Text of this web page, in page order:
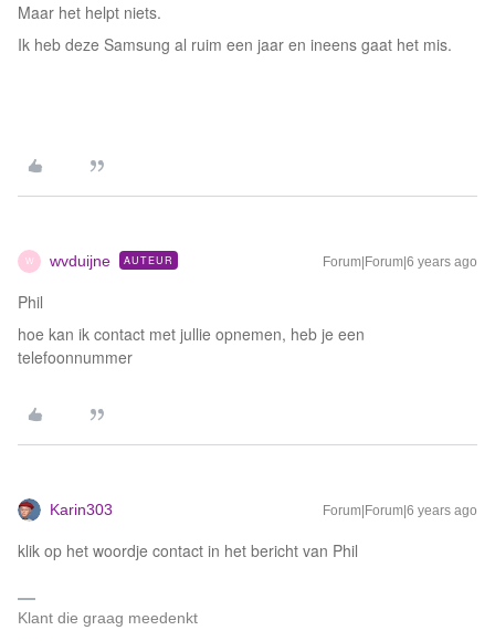
Maar het helpt niets.
Ik heb deze Samsung al ruim een jaar en ineens gaat het mis.
W wvduijne AUTEUR Forum|Forum|6 years ago
Phil
hoe kan ik contact met jullie opnemen, heb je een
telefoonnummer
Karin303 Forum|Forum|6 years ago
klik op het woordje contact in het bericht van Phil
Klant die graag meedenkt